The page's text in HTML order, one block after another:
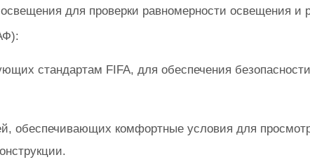
для проверки равномерности освещения и
стандартам FIFA, для обеспечения
обеспечивающих комфортные условия для